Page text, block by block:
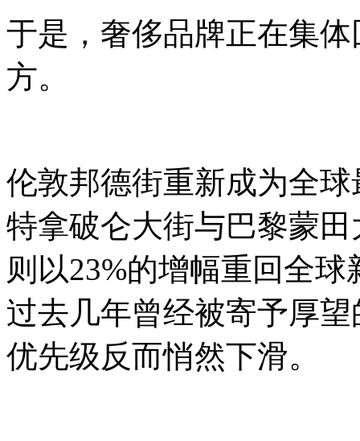
于是，奢侈品牌正在集
方。
伦敦邦德街重新成为全
特拿破仑大街与巴黎蒙
则以23%的增幅重回全
过去几年曾经被寄予厚
优先级反而悄然下滑。